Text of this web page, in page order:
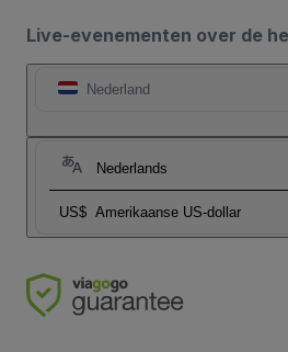
Live-evenementen over de
Nederland
Nederlands
US$ Amerikaanse US-dollar